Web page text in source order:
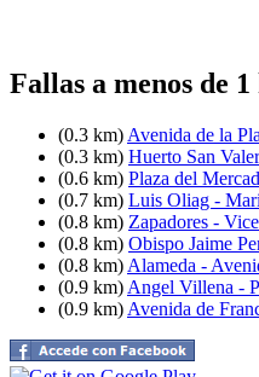
Fallas a menos de
(0.3 km) Avenida de la
(0.3 km) Huerto San
(0.6 km) Plaza del
(0.7 km) Luis Oliag -
(0.8 km) Zapadores -
(0.8 km) Obispo Jaime
(0.8 km) Alameda -
(0.9 km) Angel Villena -
(0.9 km) Avenida de